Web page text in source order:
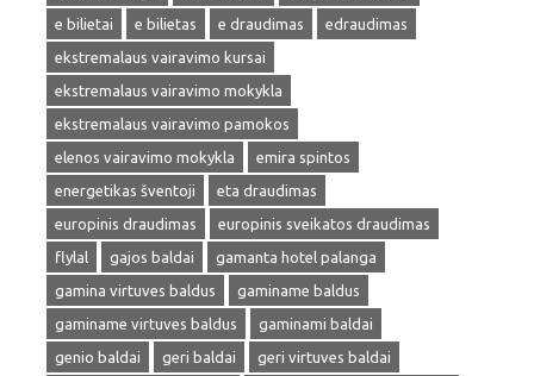
e bilietai
e bilietas e draudimas
edraudimas
ekstremalaus vairavimo kursai
ekstremalaus vairavimo mokykla
ekstremalaus vairavimo pamokos
elenos vairavimo mokykla
emira spintos
energetikas šventoji
eta draudimas
europinis draudimas
europinis sveikatos draudimas
flylal
gajos baldai
gamanta hotel palanga
gamina virtuves baldus
gaminame baldus
gaminame virtuves baldus
gaminami baldai
genio baldai
geri baldai
geri virtuves baldai